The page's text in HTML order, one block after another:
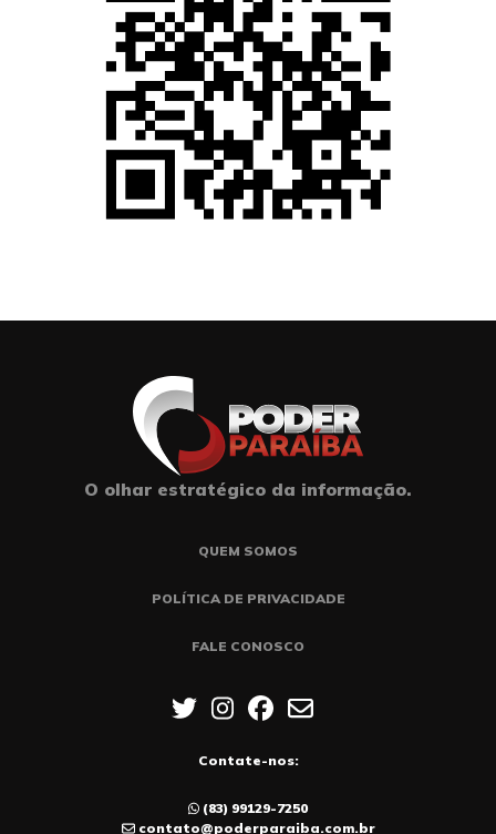
O olhar estratégico da informação.
QUEM SOMOS
POLÍTICA DE PRIVACIDADE
FALE CONOSCO
Contate-nos:
(83) 99129-7250
contato@poderparaiba.com.br